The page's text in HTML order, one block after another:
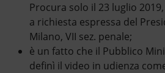
Procura solo il 23 luglio
a richiesta espressa del
Milano, VII sez. penale;
è un fatto che il Pubblico
definì il video in udienza